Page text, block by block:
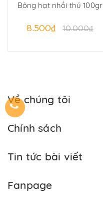
Bông hạt nhồi thú 100gr
8.500₫ 10.000₫
Về chúng tôi
Chính sách
Tin tức bài viết
Fanpage